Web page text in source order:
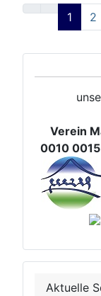
1 2
Verein
0010 0015
Aktuelle